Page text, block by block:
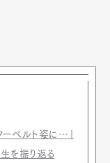
ベルト姿に…」
を振り返る